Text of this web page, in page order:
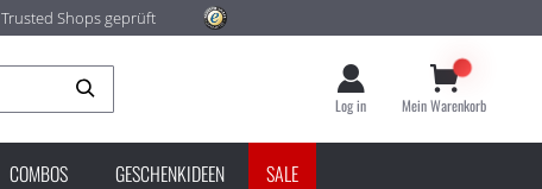
Trusted Shops geprüft
Log in Mein Warenkorb
COMBOS GESCHENKIDEEN SALE